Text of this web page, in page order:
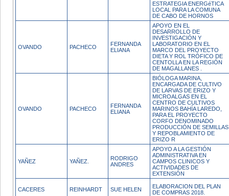
ESTRATEGIA ENERGéTICA
LOCAL PARA LA COMUNA
DE CABO DE HORNOS
OVANDO PACHECO
FERNANDA
ELIANA
APOYO EN EL
DESARROLLO DE
INVESTIGACIÓN Y
LABORATORIO EN EL
MARCO DEL PROYECTO
DIETA Y ROL TRÓFICO DE
CENTOLLA EN LA REGIÓN
DE MAGALLANES .
OVANDO PACHECO
FERNANDA
ELIANA
BIÓLOGA MARINA,
ENCARGADA DE CULTIVO
DE LARVAS DE ERIZO Y
MICROALGAS EN EL
CENTRO DE CULTIVOS
MARINOS BAHÍA LAREDO,
PARA EL PROYECTO
CORFO DENOMINADO
PRODUCCIÓN DE SEMILLAS
Y REPOBLAMIENTO DE
ERIZO R
YAÑEZ YAÑEZ.
RODRIGO
ANDRES
APOYO A LA GESTIÓN
ADMINISTRATIVA EN
CAMPOS CLINICOS Y
ACTIVIDADES DE
EXTENSIÓN
CACERES REINHARDT SUE HELEN
ELABORACION DEL PLAN
DE COMPRAS 2018.